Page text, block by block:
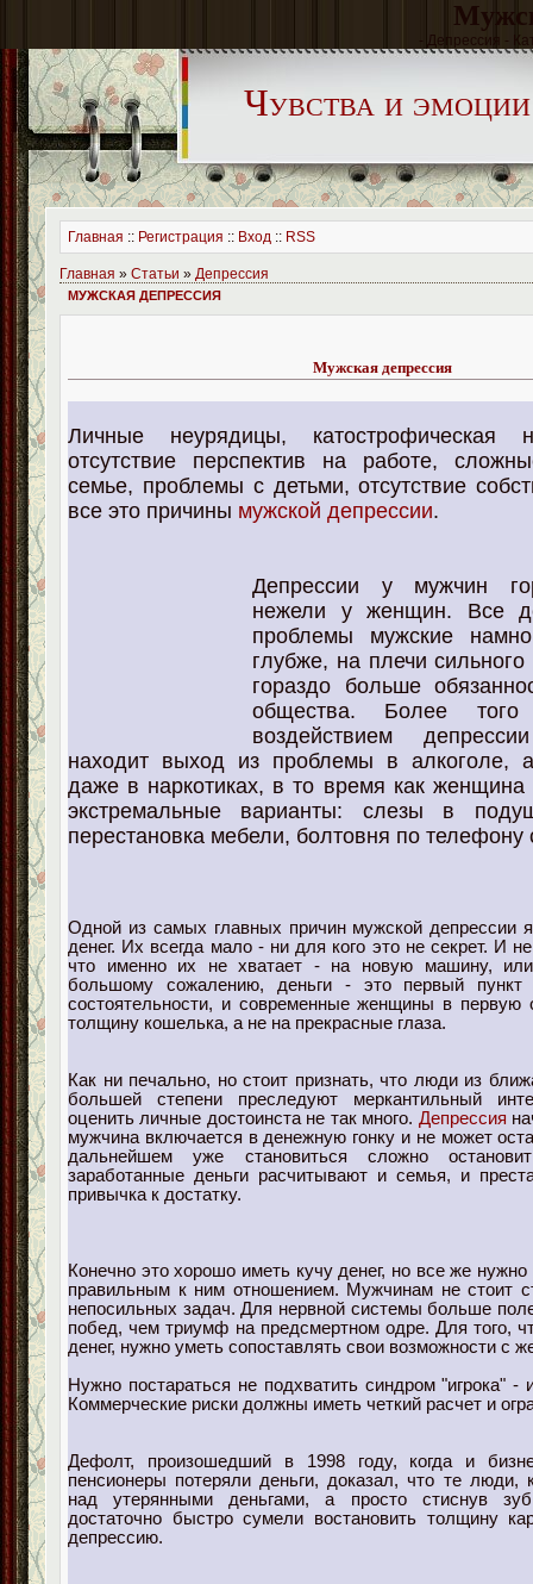
- Депрессия -
Чувства и эмоции
Главная :: Регистрация :: Вход :: RSS
Главная » Статьи » Депрессия
МУЖСКАЯ ДЕПРЕССИЯ
Мужская депрессия
Личные неурядицы, катострофическая
отсутствие перспектив на работе,
семье, проблемы с детьми, отсутствие
все это причины мужской депрессии.
Депрессии у мужчин
нежели у женщин. Все
проблемы мужские
глубже, на плечи
гораздо больше
общества. Более
воздействием
находит выход из проблемы в алкоголе,
даже в наркотиках, в то время как
экстремальные варианты: слезы в
перестановка мебели, болтовня по телефону
Одной из самых главных причин мужской депрессии
денег. Их всегда мало - ни для кого это не секрет. И
что именно их не хватает - на новую машину,
большому сожалению, деньги - это первый пункт
состоятельности, и современные женщины в первую
толщину кошелька, а не на прекрасные глаза.
Как ни печально, но стоит признать, что люди из
большей степени преследуют меркантильный
оценить личные достоинста не так много. Депрессия
мужчина включается в денежную гонку и не может
дальнейшем уже становиться сложно
заработанные деньги расчитывают и семья, и
привычка к достатку.
Конечно это хорошо иметь кучу денег, но все же
правильным к ним отношением. Мужчинам не стоит
непосильных задач. Для нервной системы больше
побед, чем триумф на предсмертном одре. Для того,
денег, нужно уметь сопоставлять свои возможности с
Нужно постараться не подхватить синдром "игрока" -
Коммерческие риски должны иметь четкий расчет и
Дефолт, произошедший в 1998 году, когда и
пенсионеры потеряли деньги, доказал, что те люди,
над утерянными деньгами, а просто стиснув
достаточно быстро сумели востановить толщину
депрессию.